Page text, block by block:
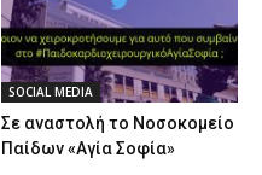
SOCIAL MEDIA
Σε αναστολή το Νοσοκομείο
Παίδων «Αγία Σοφία»